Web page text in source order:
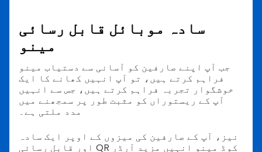
سادہ موبائل قابل رسائی
مینو
جب آپ اپنے صارفین کو آسانی سے دستیاب مینو
فراہم کرتے ہیں، تو آپ انہیں کھانے کا ایک
خوشگوار تجربہ فراہم کرتے ہیں، جس سے انہیں
آپ کے ریستوراں کو مثبت طور پر سمجھنے میں
مدد ملتی ہے۔
نیز، آپ کے صارفین کی میزوں کے اوپر ایک سادہ
اور قابل رسائی QR کوڈ مینو انہیں مزید آرڈر